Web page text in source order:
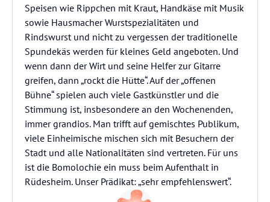
Speisen wie Rippchen mit Kraut, Handkäse mit Musik
sowie Hausmacher Wurstspezialitäten und
Rindswurst und nicht zu vergessen der traditionelle
Spundekäs werden für kleines Geld angeboten. Und
wenn dann der Wirt und seine Helfer zur Gitarre
greifen, dann „rockt die Hütte“. Auf der „offenen
Bühne“ spielen auch viele Gastkünstler und die
Stimmung ist, insbesondere an den Wochenenden,
immer grandios. Man trifft auf gemischtes Publikum,
viele Einheimische mischen sich mit Besuchern der
Stadt und alle Nationalitäten sind vertreten. Für uns
ist die Bomolochie ein muss beim Aufenthalt in
Rüdesheim. Unser Prädikat: „sehr empfehlenswert“.